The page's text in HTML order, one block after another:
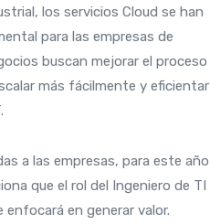
los servicios Cloud se han
para las empresas de
buscan mejorar el proceso
más fácilmente y eficientar
a las empresas, para este año
que el rol del Ingeniero de TI
enfocará en generar valor.